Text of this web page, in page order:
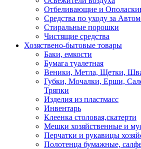
Отбеливающие и
Средства по уходу за
Стиральные порошки
Чистящие средства
Хозяствено-бытовые товары
Баки, емкости
Бумага туалетная
Веники, Метла, Щетки,
Губки, Мочалки, Ерши,
Тряпки
Изделия из пластмасс
Инвентарь
Клеенка столовая,скатерти
Мешки хозяйственные и
Перчатки и рукавицы
Полотенца бумажные,